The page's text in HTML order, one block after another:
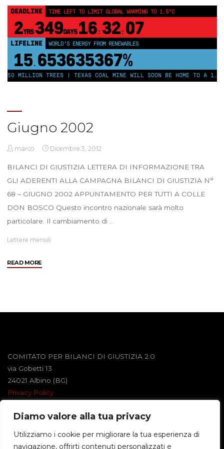
Diamo valore alla tua privacy
Utilizziamo i cookie per migliorare la tua esperienza di
navigazione, offrirti contenuti personalizzati e
DEADLINE TIME LEFT TO LIMIT GLOBAL WARMING TO 1.5°C
2YRS 349DAYS 16: 32: 07
LIFELINE WORLD'S ENERGY FROM RENEWABLES
15. 653635372%
250 MILLION TREES | TEXAS COAL MINE WILL SOON BE HOME TO A
Giugno 2002
marco Dicembre 3, 2012
BILANCI DI GIUSTIZIA LETTERA DI INFORMAZIONE TRA
GLI ADERENTI ALLA CAMPAGNA BILANCI DI GIUSTIZIA N°
68 – GIUGNO 2002 APPUNTAMENTO PER TUTTI A COLLE
DON BOSCO Questo incontro nazionale sarà molto
particolare. Il cambiamento di …
Lettere mensili
READ MORE"Giugno
COMITATO PER BILANCI DI GIUSTIZIA 2.0
via Gobetti 13
24021 Albino (BG)
Privacy Policy